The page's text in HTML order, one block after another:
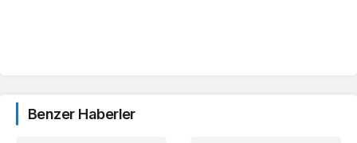
Benzer Haberler